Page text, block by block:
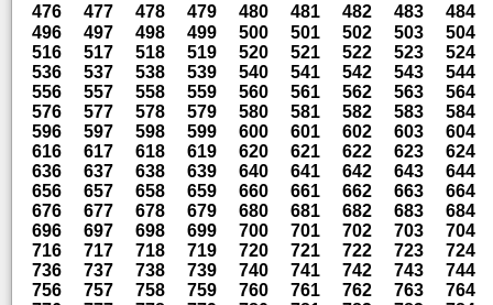
476
477 478 479 480 481 482 483
484
496
497 498 499 500 501 502 503
504
516
517 518 519 520 521 522 523
524
536
537 538 539 540 541 542 543
544
556
557 558 559 560 561 562 563
564
576
577 578 579 580 581 582 583
584
596
597 598 599 600 601 602 603
604
616
617 618 619 620 621 622 623
624
636
637 638 639 640 641 642 643
644
656
657 658 659 660 661 662 663
664
676
677 678 679 680 681 682 683
684
696
697 698 699 700 701 702 703
704
716
717 718 719 720 721 722 723
724
736
737 738 739 740 741 742 743
744
756
757 758 759 760 761 762 763
764